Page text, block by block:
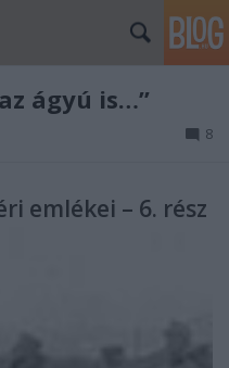
ágyú is…”
8
emlékei – 6. rész